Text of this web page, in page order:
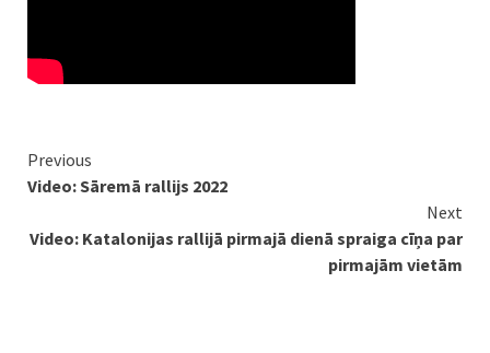
Continue
Reading
Previous
Video: Sāremā rallijs 2022
Next
Video: Katalonijas rallijā pirmajā dienā spraiga cīņa par
pirmajām vietām